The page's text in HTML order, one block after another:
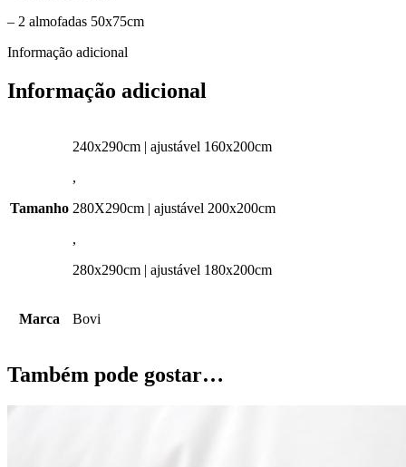
– 2 almofadas 50x75cm
Informação adicional
Informação adicional
Tamanho
240x290cm | ajustável 160x200cm
,
280X290cm | ajustável 200x200cm
,
280x290cm | ajustável 180x200cm
Marca Bovi
Também pode gostar…